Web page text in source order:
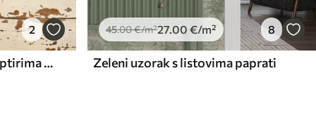
2
Tanke grane s cvijećem i leptirima na bijeloj pozadini
45.00€/m²27.00 €/m² 8
Zeleni uzorak s listovima paprati